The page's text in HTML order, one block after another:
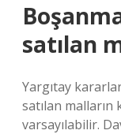
satılan
Yargıtay
satılan malların
varsayılabilir.